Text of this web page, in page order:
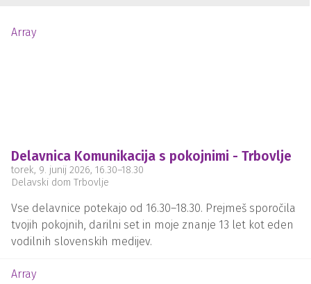
Array
Delavnica Komunikacija s pokojnimi - Trbovlje
torek, 9. junij 2026, 16.30–18.30
Delavski dom Trbovlje
Vse delavnice potekajo od 16.30–18.30. Prejmeš sporočila
tvojih pokojnih, darilni set in moje znanje 13 let kot eden
vodilnih slovenskih medijev.
Array